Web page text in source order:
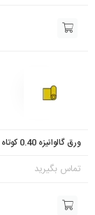
ورق گالوانیزه 0.40 کوتاه
تماس بگیرید